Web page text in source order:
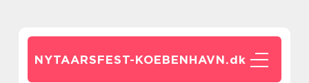
NYTAARSFEST-KOEBENHAVN.dk